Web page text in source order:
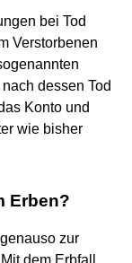
bei Tod
Verstorbenen
dessen Tod
Konto und
wie bisher
Erben?
zur
dem Erbfall